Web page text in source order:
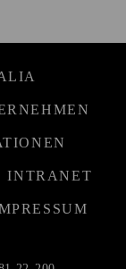
INTRANET